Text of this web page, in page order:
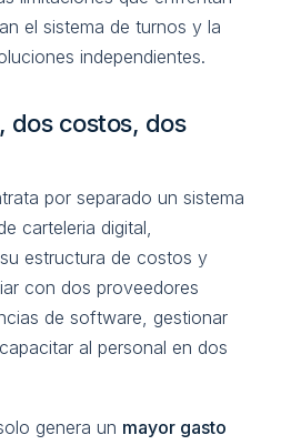
el sistema de turnos y la
independientes.
dos costos, dos
por separado un sistema
carteleria digital,
estructura de costos y
con dos proveedores
de software, gestionar
al personal en dos
genera un mayor gasto